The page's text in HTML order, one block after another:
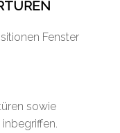
Fenster
sowie